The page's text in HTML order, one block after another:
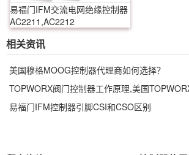
易福门IFM交流电网绝缘控制器
AC2211,AC2212
相关资讯
美国穆格MOOG控制器代理商如何选择？
易福门IFM控制器引脚CSI和CSO区别